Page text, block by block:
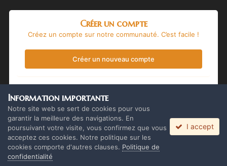
Créer un compte
Créez un compte sur notre communauté. C’est facile !
Créer un nouveau compte
Vous avez déjà un compte ? Connectez-vous ici.
Connectez-vous maintenant
Information importante
Notre site web se sert de cookies pour vous
garantir la meilleure des navigations. En
poursuivant votre visite, vous confirmez que vous
acceptez ces cookies. Notre politique sur les
cookies comporte d'autres clauses. Politique de
confidentialité
I accept